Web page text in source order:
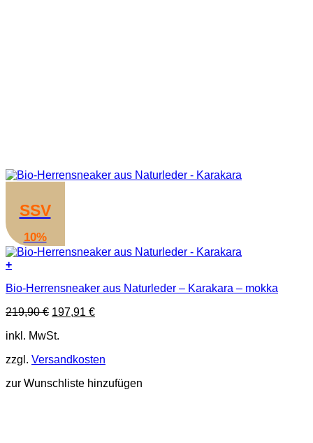
SSV
10%
+
Produkt
mehrere
auf.
Optionen
können
auf
Bio-Herrensneaker aus Naturleder – Karakara – mokka
219,90€ Ursprünglicher
war:
197,91 €Aktueller
inkl. MwSt.
zzgl. Versandkosten
zur Wunschliste hinzufügen